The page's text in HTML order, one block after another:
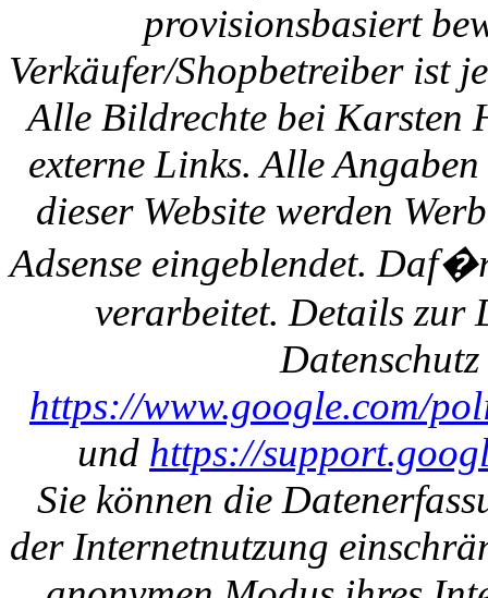
provisionsbasiert
Verkäufer/Shopbetreiber ist
Alle Bildrechte bei Karsten
externe Links. Alle
dieser Website werden
Adsense eingeblendet.
verarbeitet. Details zur
https://www.google.com/
und https://
Sie können die
der Internetnutzung